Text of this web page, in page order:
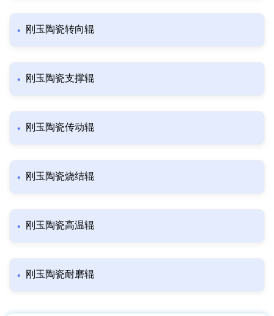
刚玉陶瓷转向辊
刚玉陶瓷支撑辊
刚玉陶瓷传动辊
刚玉陶瓷烧结辊
刚玉陶瓷高温辊
刚玉陶瓷耐磨辊